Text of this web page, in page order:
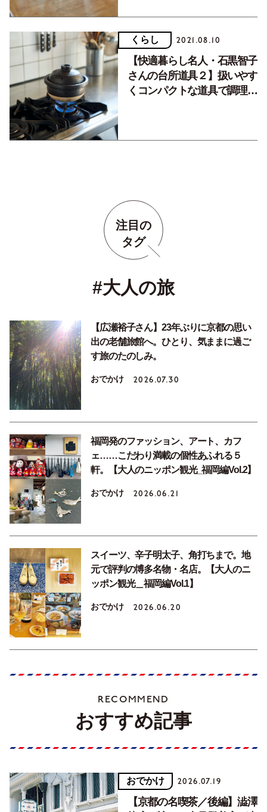
くらし 2021.08.10
【快適暮らし名人・石黒智子
さんの台所道具２】扱いやす
くコンパクトな道具で調理を
注目の
タグ
#大人の旅
【広瀬裕子さん】23年ぶりに京都の思い
出の老舗旅館へ。ひとり、気ままに過ご
す旅のたのしみ。
おでかけ 2026.07.30
福岡発のファッション、アート、カフ
ェ……こだわり満載の個性あふれる５
軒。【大人のニッポン観光_福岡編Vol.2】
おでかけ 2026.06.21
スイーツ、辛子明太子、角打ちまで。地
元で評判の博多名物・名店。【大人のニ
ッポン観光＿福岡編Vol.1】
おでかけ 2026.06.20
RECOMMEND
おすすめ記事
おでかけ 2026.07.19
【京都の名喫茶／後編】澁澤